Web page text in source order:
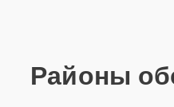
Районы